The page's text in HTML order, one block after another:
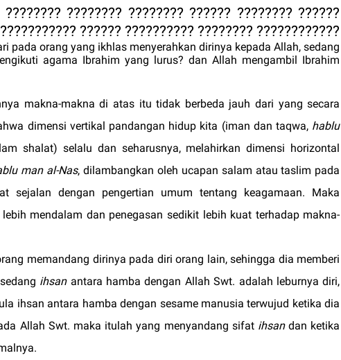
???????? ??? ?????? ???????? ????????? ???????
???????? ?????????? ?????? ???????????? ????????
pada orang yang ikhlas menyerahkan dirinya kepada Allah, sedang
agama Ibrahim yang lurus? dan Allah mengambil Ibrahim
makna-makna di atas itu tidak berbeda jauh dari yang secara
dimensi vertikal pandangan hidup kita (iman dan taqwa, hablu
shalat) selalu dan seharusnya, melahirkan dimensi horizontal
man al-Nas, dilambangkan oleh ucapan salam atau taslim pada
sejalan dengan pengertian umum tentang keagamaan. Maka
mendalam dan penegasan sedikit lebih kuat terhadap makna-
memandang dirinya pada diri orang lain, sehingga dia memberi
ihsanantara hamba dengan AllahSwt. adalah leburnya diri,
ihsan antara hamba dengan sesame manusia terwujud ketika dia
Allah Swt. maka itulah yang menyandang sifat ihsandan ketika